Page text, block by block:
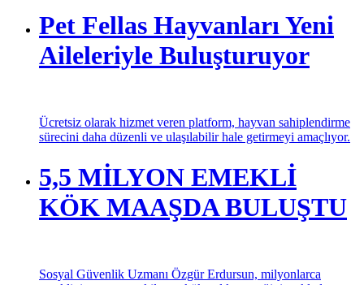
Pet Fellas Hayvanları Yeni
Aileleriyle Buluşturuyor
Ücretsiz olarak hizmet veren platform, hayvan sahiplendirme
sürecini daha düzenli ve ulaşılabilir hale getirmeyi amaçlıyor.
5,5 MİLYON EMEKLİ
KÖK MAAŞDA BULUŞTU
Sosyal Güvenlik Uzmanı Özgür Erdursun, milyonlarca